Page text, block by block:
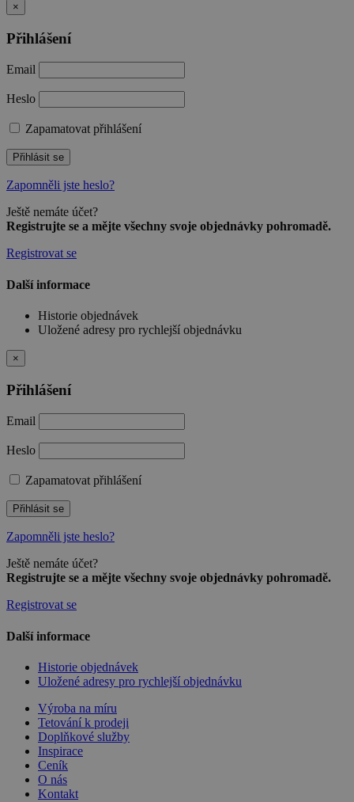
×
Přihlášení
Email
Heslo
Zapamatovat přihlášení
Přihlásit se
Zapomněli jste heslo?
Ještě nemáte účet?
Registrujte se a mějte všechny svoje objednávky pohromadě.
Registrovat se
Další informace
Historie objednávek
Uložené adresy pro rychlejší objednávku
×
Přihlášení
Email
Heslo
Zapamatovat přihlášení
Přihlásit se
Zapomněli jste heslo?
Ještě nemáte účet?
Registrujte se a mějte všechny svoje objednávky pohromadě.
Registrovat se
Další informace
Historie objednávek
Uložené adresy pro rychlejší objednávku
Výroba na míru
Tetování k prodeji
Doplňkové služby
Inspirace
Ceník
O nás
Kontakt